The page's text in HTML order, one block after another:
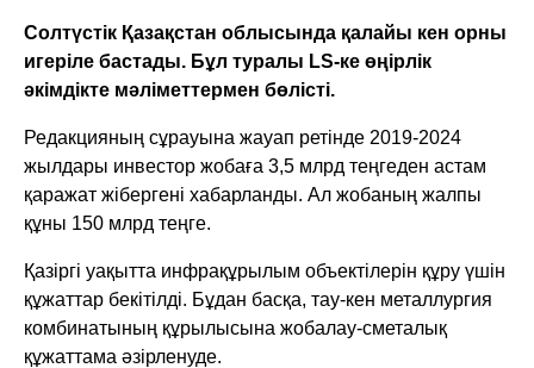
Солтүстік Қазақстан облысында қалайы кен орны
игеріле бастады. Бұл туралы LS-ке өңірлік
әкімдікте мәліметтермен бөлісті.
Редакцияның сұрауына жауап ретінде 2019-2024
жылдары инвестор жобаға 3,5 млрд теңгеден астам
қаражат жібергені хабарланды. Ал жобаның жалпы
құны 150 млрд теңге.
Қазіргі уақытта инфрақұрылым объектілерін құру үшін
құжаттар бекітілді. Бұдан басқа, тау-кен металлургия
комбинатының құрылысына жобалау-сметалық
құжаттама әзірленуде.